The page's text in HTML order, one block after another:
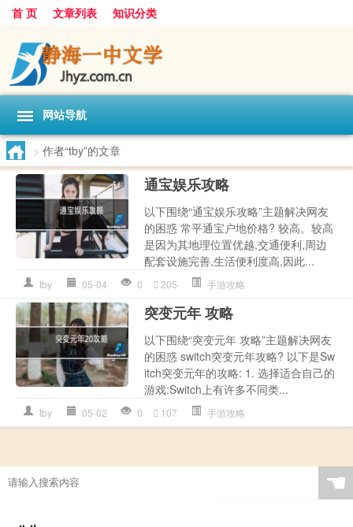
首 页 文章列表 知识分类
网站导航
> 作者“tby”的文章
通宝娱乐攻略
以下围绕“通宝娱乐攻略”主题解决网友
的困惑 常平通宝户地价格? 较高。较高
是因为其地理位置优越,交通便利,周边
配套设施完善,生活便利度高,因此...
tby 05-04 0 205 手游攻略
突变元年 攻略
以下围绕“突变元年 攻略”主题解决网友
的困惑 switch突变元年攻略? 以下是Sw
itch突变元年的攻略: 1. 选择适合自己的
游戏:Switch上有许多不同类...
tby 05-02 0 107 手游攻略
☚